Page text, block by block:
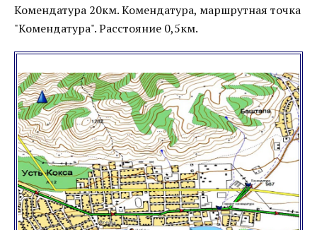
Комендатура 20км. Комендатура, маршрутная точка
"Комендатура". Расстояние 0,5км.